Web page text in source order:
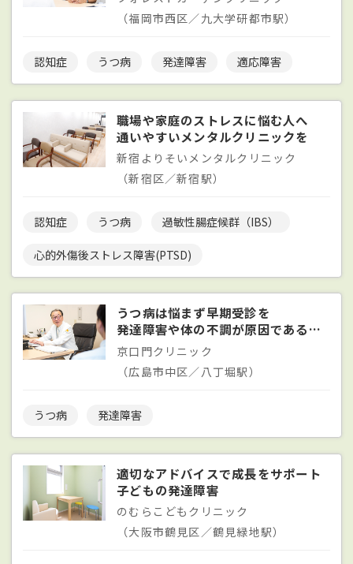
（福岡市西区／九大学研都市駅）
認知症 うつ病 発達障害 適応障害
職場や家庭のストレスに悩む人へ
通いやすいメンタルクリニックを
新宿よりそいメンタルクリニック
（新宿区／新宿駅）
認知症 うつ病 過敏性腸症候群（IBS）
心的外傷後ストレス障害(PTSD)
うつ病は悩まず早期受診を
発達障害や体の不調が原因であることも
京口門クリニック
（広島市中区／八丁堀駅）
うつ病 発達障害
適切なアドバイスで成長をサポート
子どもの発達障害
のむらこどもクリニック
（大阪市鶴見区／鶴見緑地駅）